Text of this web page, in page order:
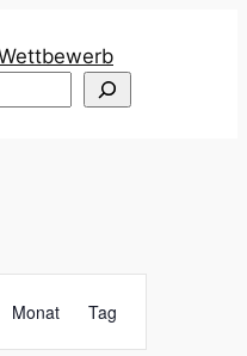
Ansichten-
Monat Tag